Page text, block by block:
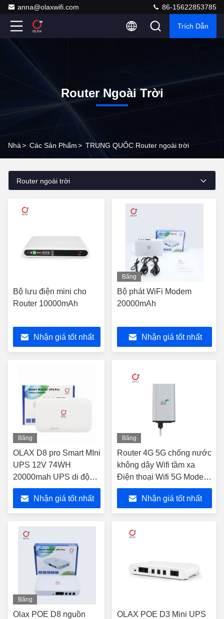
anna@olaxwifi.com 86-15622853785
Trích Dẫn
Router Ngoài Trời
Nhà> Các Sản Phẩm> TRUNG QUỐC Router ngoài trời
Router ngoài trời
Bộ lưu điện mini cho
Router 10000mAh
Nhận giá tốt nhất
Băng
hình
Bộ phát WiFi Modem
20000mAh
Nhận giá tốt nhất
Băng
hình
OLAX D8 pro Smart MIni
UPS 12V 74WH
20000mah UPS di động
Sao lưu cho bộ định
tuyến wifiNhận giá tốt nhất
Băng
Router 4G 5G chống nước
không dây Wifi tầm xa
Điện thoại Wifi 5G Modem
Slim Outdoor CPE Router
Nhận giá tốt nhất
Băng
hình
Olax POE D8 nguồn
OLAX POE D3 Mini UPS